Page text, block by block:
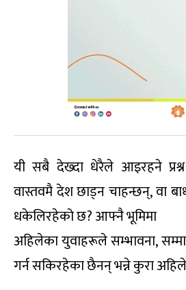
यी सबै देख्दा धेरैले आइरहने
वास्तवमै देश छाड्न चाहन्छन्, वा
धकेलिरहेको छ? आफ्नै भूमिमा
अहिलेका युवाहरूले सम्भावना,
गर्न सकिरहेका छैनन् भन्ने कुरा